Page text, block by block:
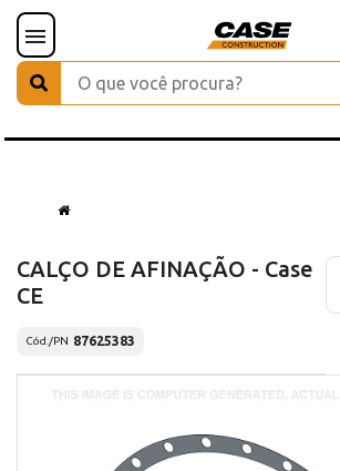
CALÇO DE AFINAÇÃO - Case
CE
Cód./PN 87625383